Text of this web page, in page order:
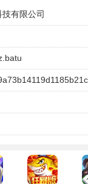
实力，冲击更高排
心还原三国时期
度，玩家在游戏
。
刀。
有限公司